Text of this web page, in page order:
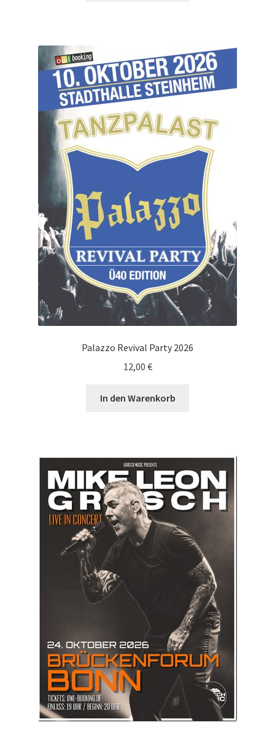
Palazzo Revival Party 2026
12,00 €
In den Warenkorb